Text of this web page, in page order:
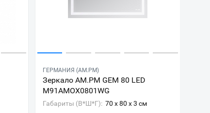
ГЕРМАНИЯ (AM.PM)
Зеркало AM.PM GEM 80 LED
M91AMOX0801WG
Габариты (В*Ш*Г): 70 x 80 x 3 см